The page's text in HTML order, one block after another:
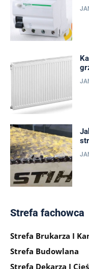
Strefa fachowca
Strefa Brukarza I
Strefa Budowlana
Strefa Dekarza I